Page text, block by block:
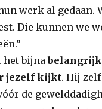
werk al gedaan.
Die kunnen we
het bijna
jezelf kijkt. Hij
de